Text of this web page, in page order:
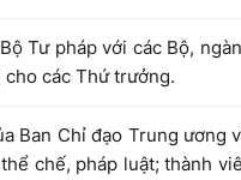
Tư pháp với các Bộ,
các Thứ trưởng.
Ban Chỉ đạo Trung ương
chế, pháp luật; thành